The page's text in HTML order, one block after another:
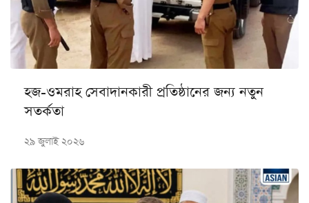
হজ-ওমরাহ সেবাদানকারী প্রতিষ্ঠানের জন্য নতুন
সতর্কতা
২৯ জুলাই ২০২৬